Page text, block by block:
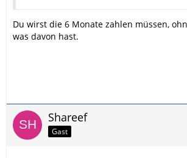
Du wirst die 6 Monate zahlen müssen,
was davon hast.
Shareef
Gast